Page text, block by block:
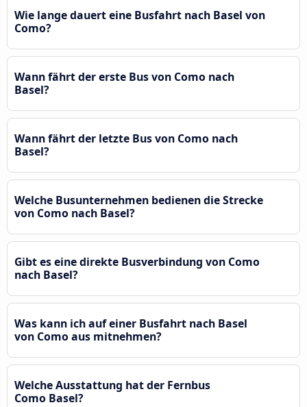
Wie lange dauert eine Busfahrt nach Basel von
Como?
Wann fährt der erste Bus von Como nach
Basel?
Wann fährt der letzte Bus von Como nach
Basel?
Welche Busunternehmen bedienen die Strecke
von Como nach Basel?
Gibt es eine direkte Busverbindung von Como
nach Basel?
Was kann ich auf einer Busfahrt nach Basel
von Como aus mitnehmen?
Welche Ausstattung hat der Fernbus
Como Basel?